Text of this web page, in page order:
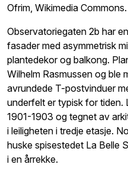
Ofrim, Wikimedia Commons.
Observatoriegaten 2b har
fasader med asymmetrisk
plantedekor og balkong.
Wilhelm Rasmussen og ble
avrundede T-postvinduer
underfelt er typisk for tiden.
1901-1903 og tegnet av
i leiligheten i tredje etasje.
huske spisestedet La Belle
i en årrekke.